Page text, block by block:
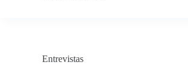
Entrevistas